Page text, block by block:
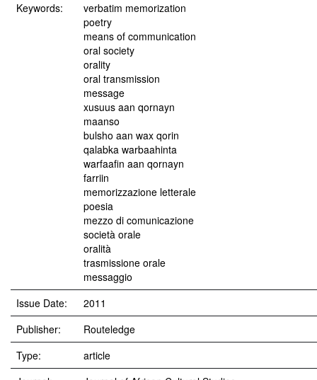
Keywords:
verbatim memorization
poetry
means of communication
oral society
orality
oral transmission
message
xusuus aan qornayn
maanso
bulsho aan wax qorin
qalabka warbaahinta
warfaafin aan qornayn
farriin
memorizzazione letterale
poesia
mezzo di comunicazione
società orale
oralità
trasmissione orale
messaggio
Issue Date:
2011
Publisher:
Routeledge
Type:
article